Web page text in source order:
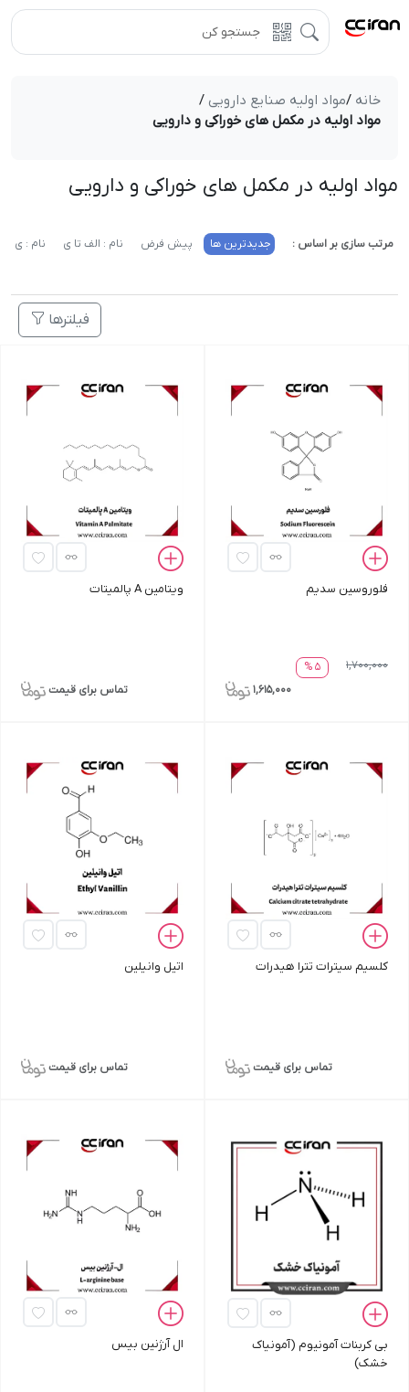
خانه /مواد اولیه صنایع دارویی /
مواد اولیه در مکمل های خوراکی و دارویی
مواد اولیه در مکمل های خوراکی و دارویی
مرتب سازی بر اساس : جدیدترین ها پیش فرض نام : الف تا ی نام : ی
فیلترها
فلوروسین سدیم
5 %
1,700,000
1,615,000
ویتامین A پالمیتات
تماس برای قیمت
کلسیم سیترات تترا هیدرات
تماس برای قیمت
اتیل وانیلین
تماس برای قیمت
بی کربنات آمونیوم (آمونیاک
خشک)
ال آرژنین بیس